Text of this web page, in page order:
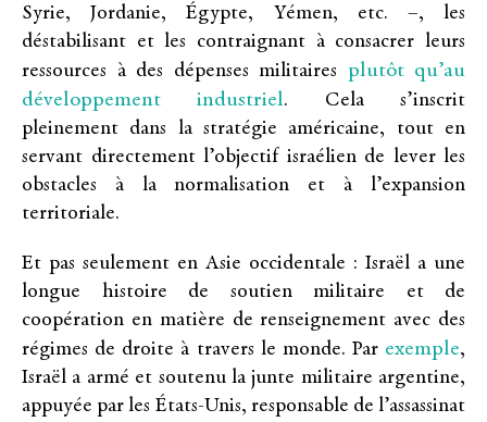
Syrie, Jordanie, Égypte, Yémen, etc. –, les
déstabilisant et les contraignant à consacrer leurs
ressources à des dépenses militaires plutôt qu’au
développement industriel. Cela s’inscrit
pleinement dans la stratégie américaine, tout en
servant directement l’objectif israélien de lever les
obstacles à la normalisation et à l’expansion
territoriale.
Et pas seulement en Asie occidentale : Israël a une
longue histoire de soutien militaire et de
coopération en matière de renseignement avec des
régimes de droite à travers le monde. Par exemple,
Israël a armé et soutenu la junte militaire argentine,
appuyée par les États-Unis, responsable de l’assassinat